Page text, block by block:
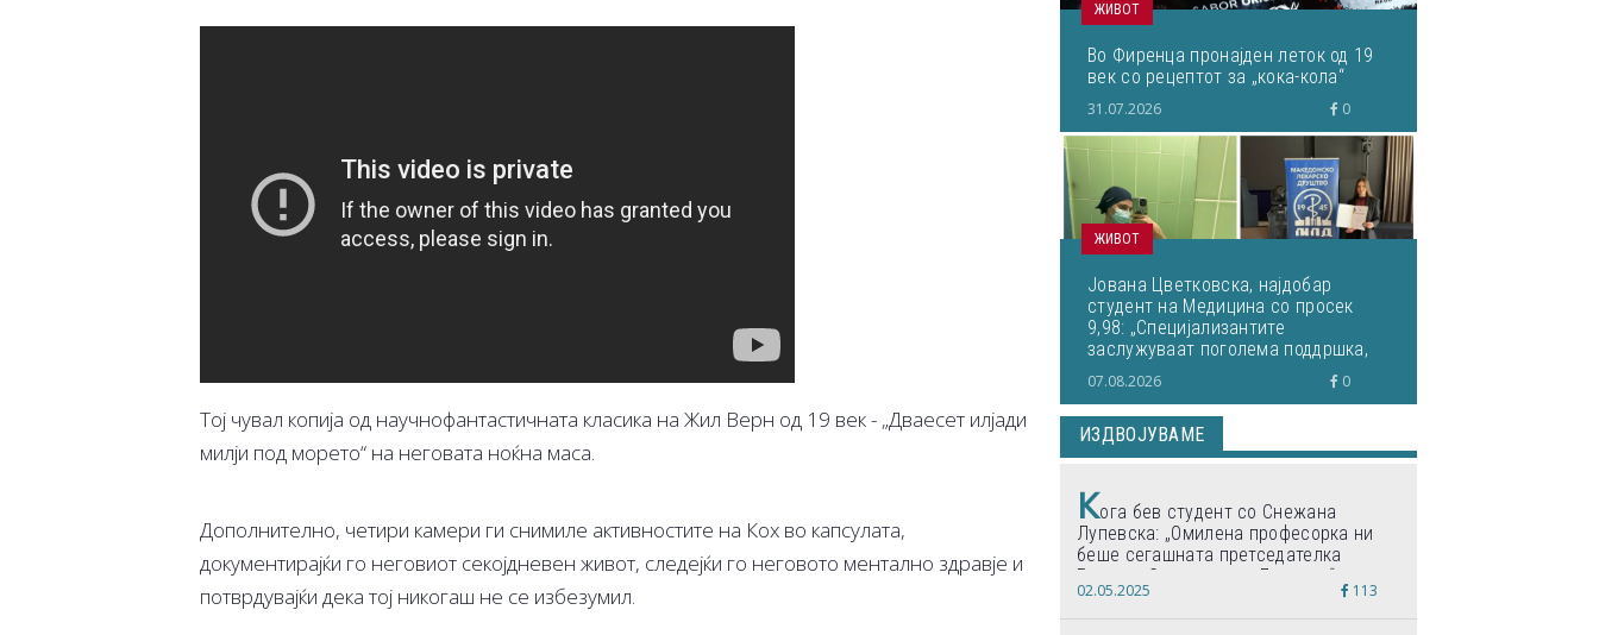
Тој чувал копија од научнофантастичната класика на Жил Верн од 19 век - „Дваесет илјади
милји под морето“ на неговата ноќна маса.
Дополнително, четири камери ги снимиле активностите на Кох во капсулата,
документирајќи го неговиот секојдневен живот, следејќи го неговото ментално здравје и
потврдувајќи дека тој никогаш не се избезумил.
ЖИВОТ
Во Фиренца пронајден леток од 19
век со рецептот за „кока-кола“
31.07.2026 0
ЖИВОТ
Јована Цветковска, најдобар
студент на Медицина со просек
9,98: „Специјализантите
заслужуваат поголема поддршка,
почит и можности за
професионален развој“
07.08.2026 0
ИЗДВОЈУВАМЕ
Кога бев студент со Снежана
Лупевска: „Омилена професорка ни
беше сегашната претседателка
Гордана Сиљановска-Давкова“
02.05.2025 113